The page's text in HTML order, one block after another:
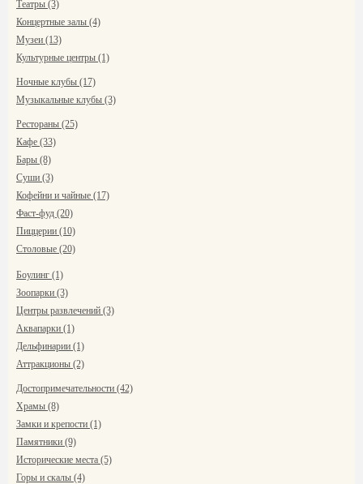
Театры (3)
Концертные залы (4)
Музеи (13)
Культурные центры (1)
Ночные клубы (17)
Музыкальные клубы (3)
Рестораны (25)
Кафе (33)
Бары (8)
Суши (3)
Кофейни и чайные (17)
Фаст-фуд (20)
Пиццерии (10)
Столовые (20)
Боулинг (1)
Зоопарки (3)
Центры развлечений (3)
Аквапарки (1)
Дельфинарии (1)
Аттракционы (2)
Достопримечательности (42)
Храмы (8)
Замки и крепости (1)
Памятники (9)
Исторические места (5)
Горы и скалы (4)